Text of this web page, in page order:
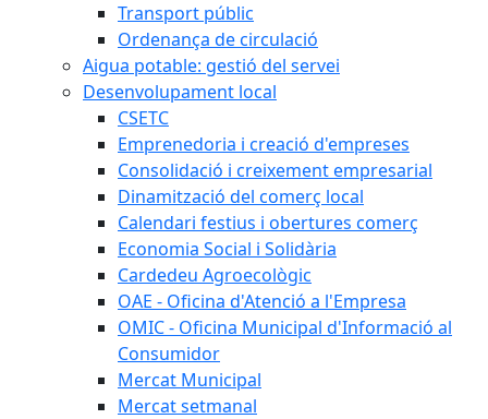
Transport públic
Ordenança de circulació
Aigua potable: gestió del servei
Desenvolupament local
CSETC
Emprenedoria i creació d'empreses
Consolidació i creixement empresarial
Dinamització del comerç local
Calendari festius i obertures comerç
Economia Social i Solidària
Cardedeu Agroecològic
OAE - Oficina d'Atenció a l'Empresa
OMIC - Oficina Municipal d'Informació al
Consumidor
Mercat Municipal
Mercat setmanal